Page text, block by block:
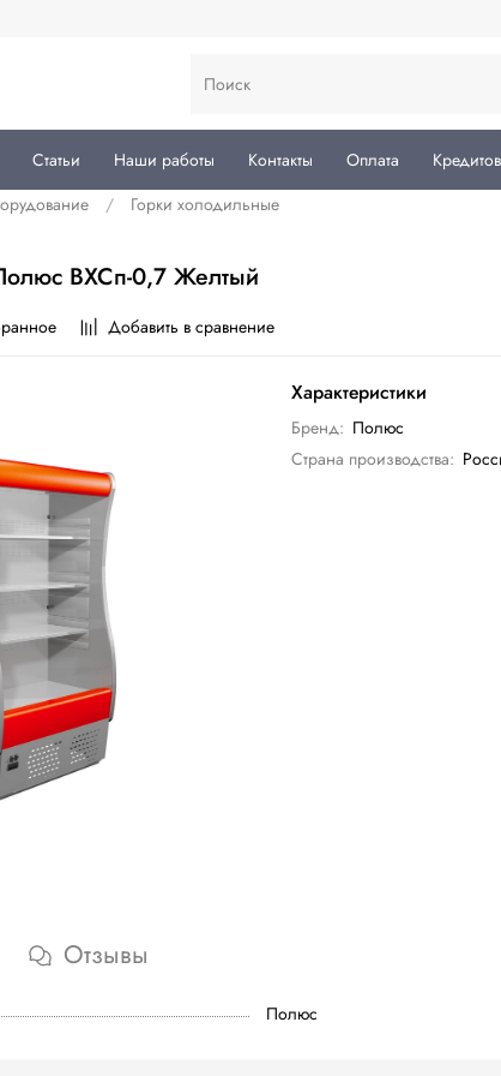
Статьи Наши работы Контакты Оплата
Горки холодильные
ВХСп-0,7 Желтый
Добавить в сравнение
Характеристики
Бренд: Полюс
Страна производства:
Отзывы
Полюс